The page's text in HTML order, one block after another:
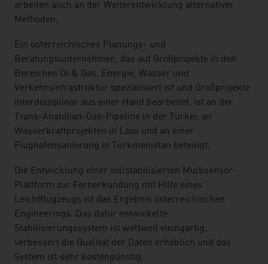
arbeiten auch an der Weiterentwicklung alternativer
Methoden.
Ein österreichisches Planungs- und
Beratungsunternehmen, das auf Großprojekte in den
Bereichen Öl & Gas, Energie, Wasser und
Verkehrsinfrastruktur spezialisiert ist und Großprojekte
interdisziplinär aus einer Hand bearbeitet, ist an der
Trans-Anatolian-Gas-Pipeline in der Türkei, an
Wasserkraftprojekten in Laos und an einer
Flughafensanierung in Turkmenistan beteiligt.
Die Entwicklung einer vollstabilisierten Multisensor-
Plattform zur Fernerkundung mit Hilfe eines
Leichtflugzeugs ist das Ergebnis österreichischen
Engineerings. Das dafür entwickelte
Stabilisierungssystem ist weltweit einzigartig,
verbessert die Qualität der Daten erheblich und das
System ist sehr kostengünstig.